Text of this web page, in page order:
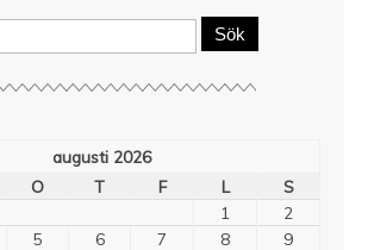
Sök
augusti 2026
O T F L
S
1
2
5 6 7 8
9